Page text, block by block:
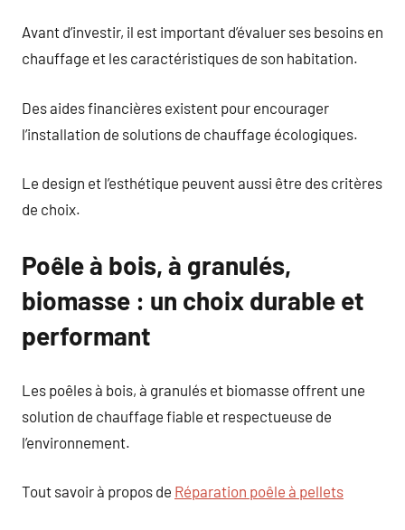
Avant d’investir, il est important d’évaluer ses besoins en
chauffage et les caractéristiques de son habitation.
Des aides financières existent pour encourager
l’installation de solutions de chauffage écologiques.
Le design et l’esthétique peuvent aussi être des critères
de choix.
Poêle à bois, à granulés,
biomasse : un choix durable et
performant
Les poêles à bois, à granulés et biomasse offrent une
solution de chauffage fiable et respectueuse de
l’environnement.
Tout savoir à propos de Réparation poêle à pellets